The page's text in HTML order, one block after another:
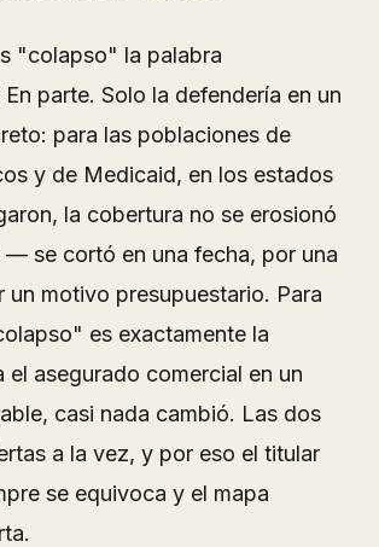
"colapso" la palabra
parte. Solo la defendería en un
para las poblaciones de
y de Medicaid, en los estados
la cobertura no se erosionó
se cortó en una fecha, por una
un motivo presupuestario. Para
es exactamente la
el asegurado comercial en un
casi nada cambió. Las dos
a la vez, y por eso el titular
se equivoca y el mapa